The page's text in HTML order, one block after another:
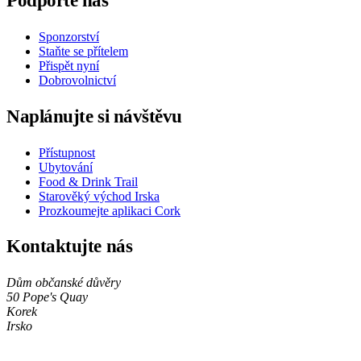
Sponzorství
Staňte se přítelem
Přispět nyní
Dobrovolnictví
Naplánujte si návštěvu
Přístupnost
Ubytování
Food & Drink Trail
Starověký východ Irska
Prozkoumejte aplikaci Cork
Kontaktujte nás
Dům občanské důvěry
50 Pope's Quay
Korek
Irsko